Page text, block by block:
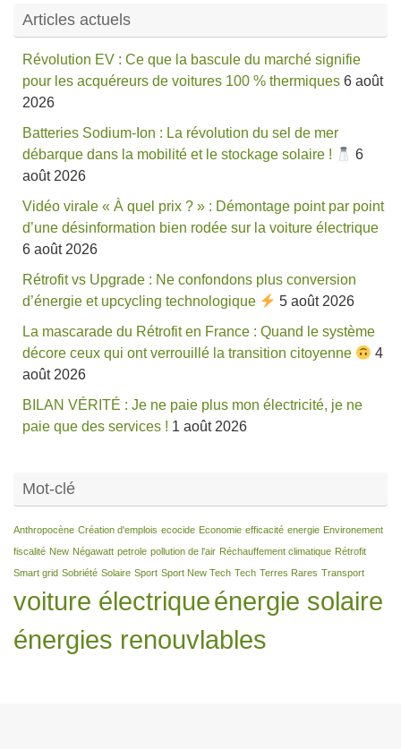
Articles actuels
Révolution EV : Ce que la bascule du marché signifie
pour les acquéreurs de voitures 100 % thermiques 6 août
2026
Batteries Sodium-Ion : La révolution du sel de mer
débarque dans la mobilité et le stockage solaire !
6
août 2026
Vidéo virale « À quel prix ? » : Démontage point par point
d’une désinformation bien rodée sur la voiture électrique
6 août 2026
Rétrofit vs Upgrade : Ne confondons plus conversion
d’énergie et upcycling technologique
5 août 2026
La mascarade du Rétrofit en France : Quand le système
décore ceux qui ont verrouillé la transition citoyenne
4
août 2026
BILAN VÉRITÉ : Je ne paie plus mon électricité, je ne
paie que des services ! 1 août 2026
Mot-clé
Anthropocène Création d'emplois ecocide Economie efficacité energie Environement
fiscalité New Négawatt petrole pollution de l'air Réchauffement climatique Rétrofit
Smart grid Sobriété Solaire Sport Sport New Tech Tech Terres Rares Transport
voiture électriqueénergie solaire
énergies renouvlables